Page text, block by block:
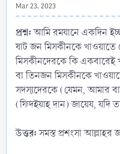
Mar 23, 2023
প্রশ্ন:আমি রমযানে একদিন
ষাট জন মিসকীনকে খাওয়াতে
মিসকীনদেরকে কি একবারেই
বা তিনজন মিসকীনকে
সদস্যদেরকে (যেমন, আমার
(ফিদইয়াহ দান) জায়েয, যদি
উত্তর:সমস্ত প্রশংসা আল্লাহর